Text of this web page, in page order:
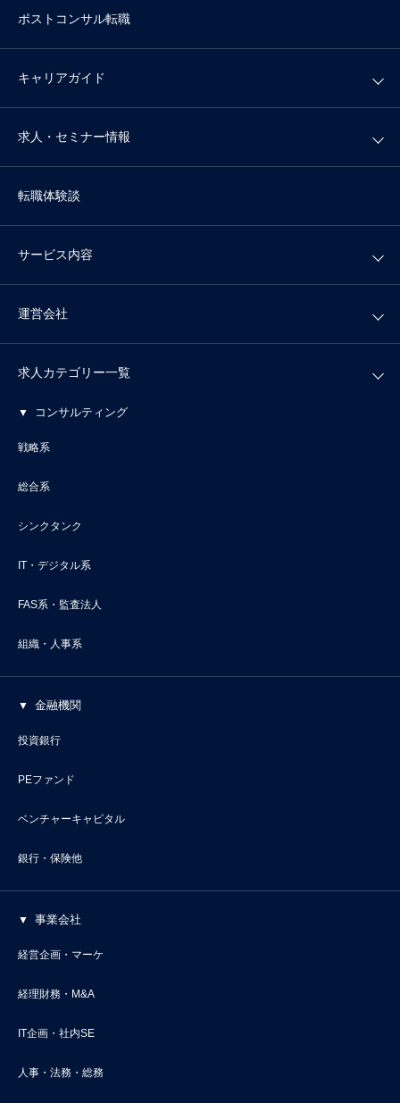
ポストコンサル転職
キャリアガイド
求人・セミナー情報
転職体験談
サービス内容
運営会社
求人カテゴリー一覧
コンサルティング
戦略系
総合系
シンクタンク
IT・デジタル系
FAS系・監査法人
組織・人事系
金融機関
投資銀行
PEファンド
ベンチャーキャピタル
銀行・保険他
事業会社
経営企画・マーケ
経理財務・M&A
IT企画・社内SE
人事・法務・総務